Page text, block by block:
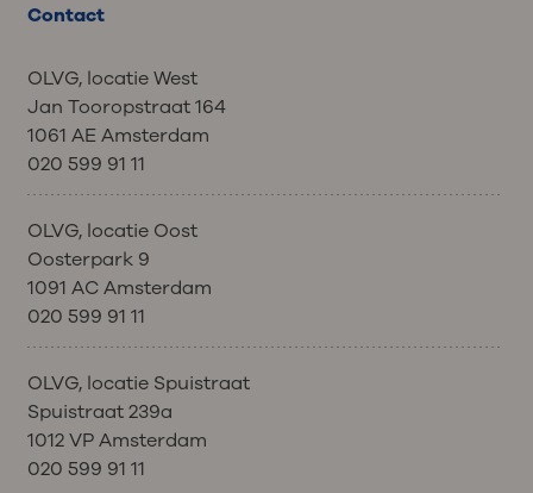
Contact
OLVG, locatie West
Jan Tooropstraat 164
1061 AE Amsterdam
020 599 91 11
OLVG, locatie Oost
Oosterpark 9
1091 AC Amsterdam
020 599 91 11
OLVG, locatie Spuistraat
Spuistraat 239a
1012 VP Amsterdam
020 599 91 11